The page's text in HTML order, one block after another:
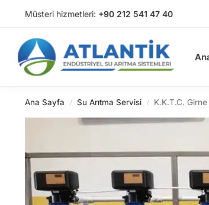
Müsteri hizmetleri: +90 212 541 47 40
Arama
Ana Sayfa / Su Arıtma Servisi / K.K.T.C.